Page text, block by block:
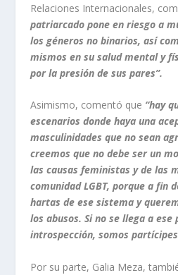
Relaciones Internacionales,
patriarcado pone en riesgo a
los géneros no binarios, así
mismos en su salud mental y
por la presión de sus pares”.
Asimismo, comentó que “hay
escenarios donde haya una
masculinidades que no sean
creemos que no debe ser un
las causas feministas y de las
comunidad LGBT, porque a fin
hartas de ese sistema y
los abusos. Si no se llega a ese
introspección, somos
Por su parte, Galia Meza,